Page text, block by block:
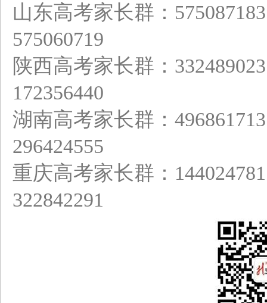
山东高考家长群：
575060719
陕西高考家长群：
172356440
湖南高考家长群：
296424555
重庆高考家长群：
322842291